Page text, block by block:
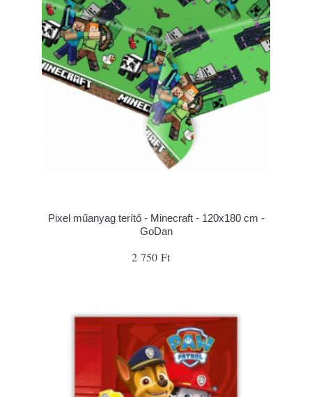
Pixel műanyag terítő - Minecraft - 120x180 cm -
GoDan
2 750 Ft